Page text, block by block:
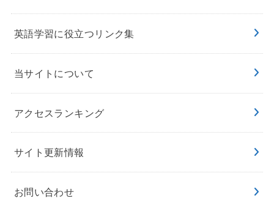
英語学習に役立つリンク集
当サイトについて
アクセスランキング
サイト更新情報
お問い合わせ